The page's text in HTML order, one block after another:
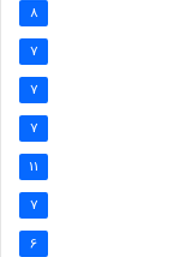
8
7
7
7
11
7
6